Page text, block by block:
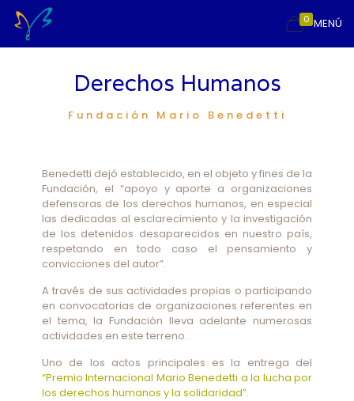
MENÚ
0
Derechos Humanos
Fundación Mario Benedetti
Benedetti dejó establecido, en el objeto y fines de la
Fundación, el “apoyo y aporte a organizaciones
defensoras de los derechos humanos, en especial
las dedicadas al esclarecimiento y la investigación
de los detenidos desaparecidos en nuestro país,
respetando en todo caso el pensamiento y
convicciones del autor”.
A través de sus actividades propias o participando
en convocatorias de organizaciones referentes en
el tema, la Fundación lleva adelante numerosas
actividades en este terreno.
Uno de los actos principales es la entrega del
“Premio Internacional Mario Benedetti a la lucha por
los derechos humanos y la solidaridad”.